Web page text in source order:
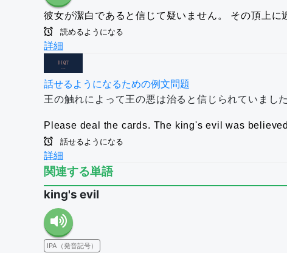
彼女が潔白であると信じて疑いません。 その頂上に
読めるようになる
詳細
話せるようになるための例文問題
王の触れによって王の悪は治ると信じられていました
Please deal the cards. The king's evil was
話せるようになる
詳細
関連する単語
king's evil
IPA（発音記号）